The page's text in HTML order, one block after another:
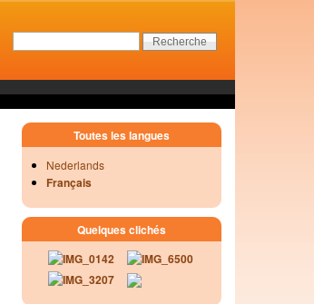
Toutes les langues
Nederlands
Français
Quelques clichés